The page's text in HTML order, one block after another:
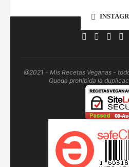
@2021 - Mis Recetas Veganas -
Queda prohibida la